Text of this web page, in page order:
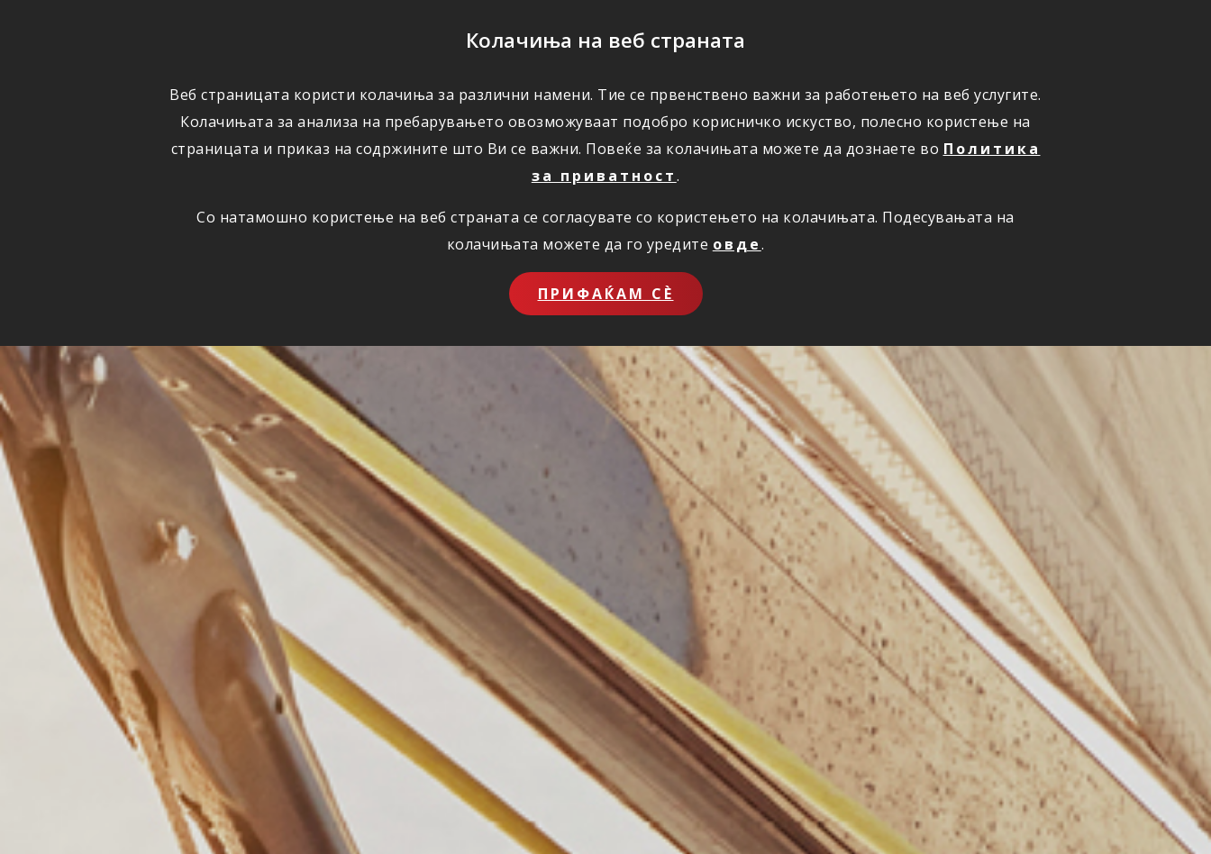
Колачиња на веб страната
Веб страницата користи колачиња за различни намени. Тие се првенствено важни за работењето на веб услугите.
Колачињата за анализа на пребарувањето овозможуваат подобро корисничко искуство, полесно користење на
страницата и приказ на содржините што Ви се важни. Повеќе за колачињата можете да дознаете во Политика
за приватност.
Со натамошно користење на веб страната се согласувате со користењето на колачињата. Подесувањата на
колачињата можете да го уредите овде.
ПРИФАЌАМ СЀ
ОСИГУРУВАЊЕ ШТЕТИ ПОВОЛНОСТИ КОРИСНО ЗА НАС ОНЛАЈН ПРИЈАВИ ШТЕТА